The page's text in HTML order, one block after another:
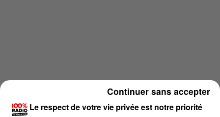
Le respect de votre vie privée est notre priorité
Continuer sans accepter